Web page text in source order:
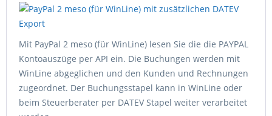
Mit PayPal 2 meso (für WinLine) lesen Sie die die PAYPAL
Kontoauszüge per API ein. Die Buchungen werden mit
WinLine abgeglichen und den Kunden und Rechnungen
zugeordnet. Der Buchungsstapel kann in WinLine oder
beim Steuerberater per DATEV Stapel weiter verarbeitet